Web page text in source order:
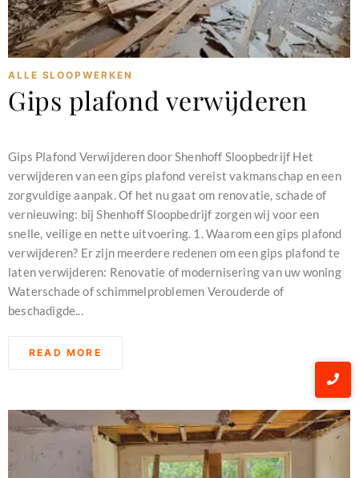
ALLE SLOOPWERKEN
Gips plafond verwijderen
Gips Plafond Verwijderen door Shenhoff Sloopbedrijf Het
verwijderen van een gips plafond vereist vakmanschap en een
zorgvuldige aanpak. Of het nu gaat om renovatie, schade of
vernieuwing: bij Shenhoff Sloopbedrijf zorgen wij voor een
snelle, veilige en nette uitvoering. 1. Waarom een gips plafond
verwijderen? Er zijn meerdere redenen om een gips plafond te
laten verwijderen: Renovatie of modernisering van uw woning
Waterschade of schimmelproblemen Verouderde of
beschadigde...
READ MORE